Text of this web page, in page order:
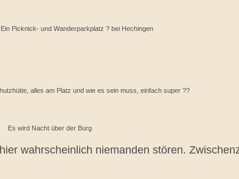
Picknick- und Wanderparkplatz ?️ bei Hechingen
alles am Platz und wie es sein muss, einfach super ??
Es wird Nacht über der Burg
wahrscheinlich niemanden stören.